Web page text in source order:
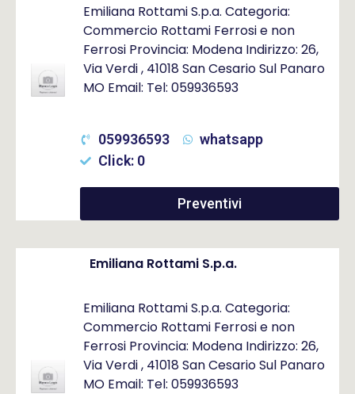
Emiliana Rottami S.p.a. Categoria:
Commercio Rottami Ferrosi e non
Ferrosi Provincia: Modena Indirizzo: 26,
Via Verdi , 41018 San Cesario Sul Panaro
MO Email: Tel: 059936593
059936593
whatsapp
Click: 0
Preventivi
Emiliana Rottami S.p.a.
Emiliana Rottami S.p.a. Categoria:
Commercio Rottami Ferrosi e non
Ferrosi Provincia: Modena Indirizzo: 26,
Via Verdi , 41018 San Cesario Sul Panaro
MO Email: Tel: 059936593